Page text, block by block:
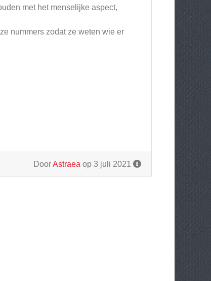
met het menselijke aspect,
nummers zodat ze weten wie er
DoorAstraea op 3 juli 2021